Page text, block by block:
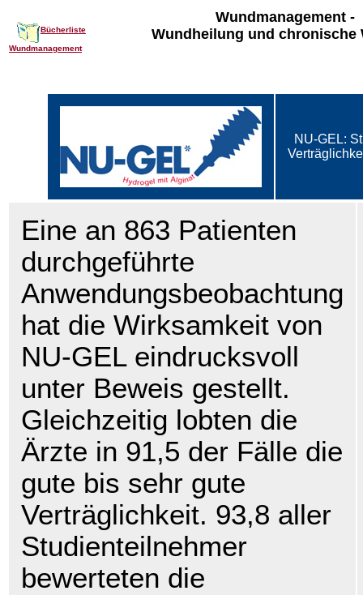
Bücherliste
Wundmanagement
Wundmanagement -
Wundheilung und chronische
NU-GEL:
Eine an 863 Patienten
durchgeführte
Anwendungsbeobachtung
hat die Wirksamkeit von
NU-GEL eindrucksvoll
unter Beweis gestellt.
Gleichzeitig lobten die
Ärzte in 91,5 der Fälle die
gute bis sehr gute
Verträglichkeit. 93,8 aller
Studienteilnehmer
bewerteten die